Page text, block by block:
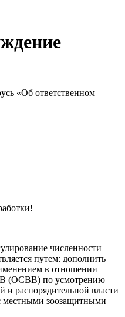
«Об ответственном
численности
путем: дополнить
в отношении
(ОСВВ) по усмотрению
и распорядительной власти
местными зоозащитными